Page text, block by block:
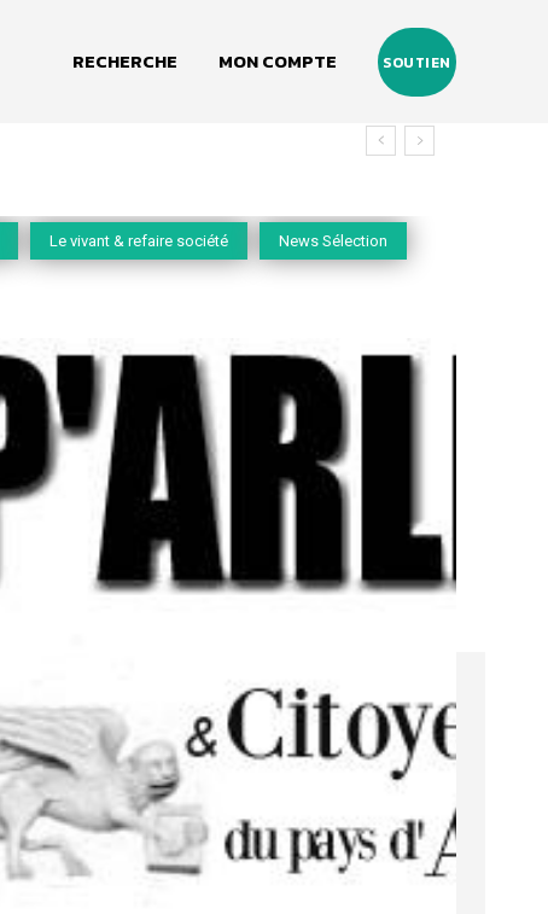
RECHERCHE MON COMPTE SOUTIEN
Le vivant & refaire société News Sélection